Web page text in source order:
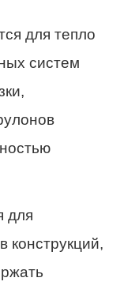
для тепло
систем
для
конструкций,